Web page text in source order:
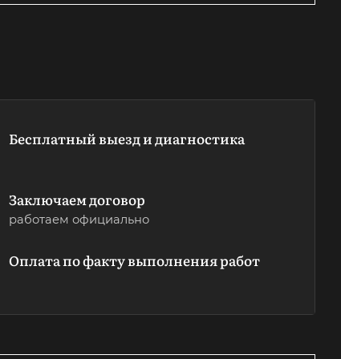
Бесплатный выезд и диагностика
Заключаем договор
работаем официально
Оплата по факту выполнения работ